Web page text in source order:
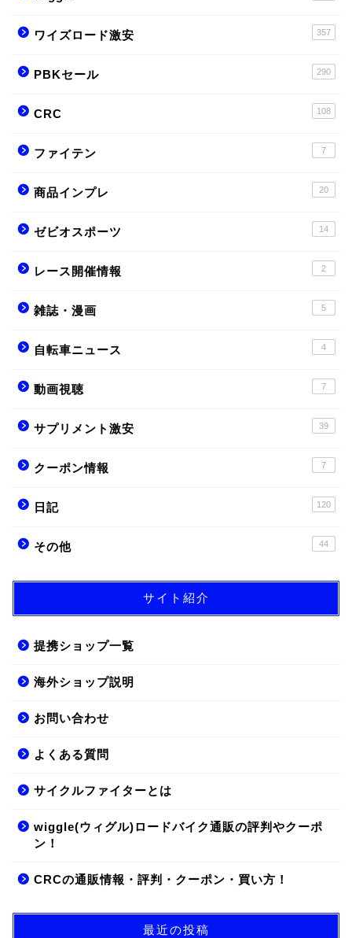
ワイズロード激安 357
PBKセール 290
CRC 108
ファイテン 7
商品インプレ 20
ゼビオスポーツ 14
レース開催情報 2
雑誌・漫画 5
自転車ニュース 4
動画視聴 7
サプリメント激安 39
クーポン情報 7
日記 120
その他 44
サイト紹介
提携ショップ一覧
海外ショップ説明
お問い合わせ
よくある質問
サイクルファイターとは
wiggle(ウィグル)ロードバイク通販の評判やクーポ
ン！
CRCの通販情報・評判・クーポン・買い方！
最近の投稿